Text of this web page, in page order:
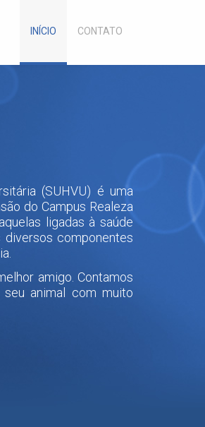
INÍCIO CONTATO
(SUHVU) é uma
do Campus Realeza
ligadas à saúde
diversos componentes
amigo. Contamos
animal com muito